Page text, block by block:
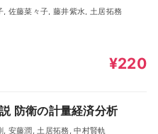
, 佐藤菜々子, 藤井紫水, 土居拓務
¥220
防衛の計量経済分析
, 安藤潤, 土居拓務, 中村賢軌